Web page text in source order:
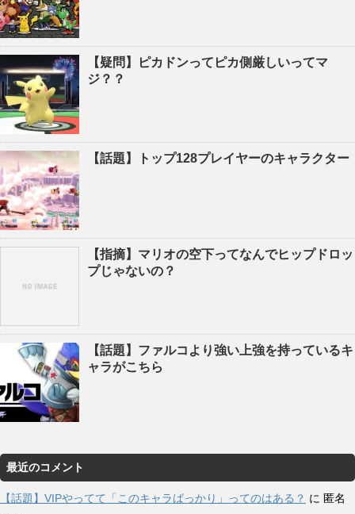
【疑問】ピカドンってピカ側厳しいってマ
ジ？？
【話題】トップ128プレイヤーのキャラクター
【指摘】マリオの空下ってなんでヒップドロッ
プじゃないの？
【話題】ファルコより強い上強を持っているキ
ャラがこちら
最近のコメント
【話題】VIPやってて「このキャラばっかり」ってのはある？ に 匿名